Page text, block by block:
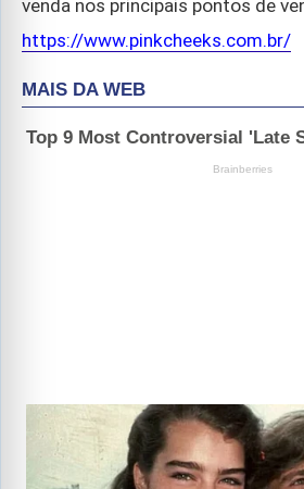
venda nos principais pontos de
https://www.pinkcheeks.com.br/